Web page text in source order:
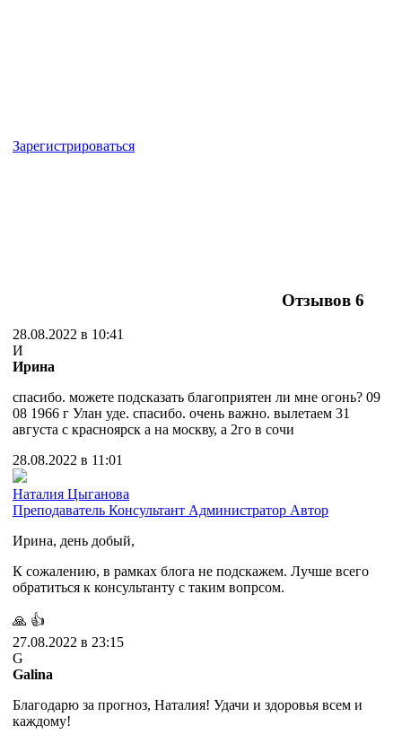
Зарегистрироваться
Отзывов 6
28.08.2022 в 10:41
И
Ирина
спасибо. можете подсказать благоприятен ли мне огонь? 09
08 1966 г Улан уде. спасибо. очень важно. вылетаем 31
августа с красноярск а на москву, а 2го в сочи
28.08.2022 в 11:01
Наталия Цыганова
Преподаватель Консультант Администратор Автор
Ирина, день добый,
К сожалению, в рамках блога не подскажем. Лучше всего
обратиться к консультанту с таким вопрсом.
🙏 👍
27.08.2022 в 23:15
G
Galina
Благодарю за прогноз, Наталия! Удачи и здоровья всем и
каждому!